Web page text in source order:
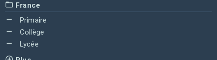
France
Primaire
Collège
Lycée